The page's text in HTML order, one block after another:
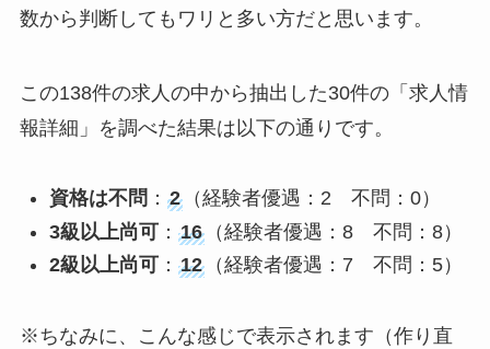
数から判断してもワリと多い方だと思います。
この138件の求人の中から抽出した30件の「求人情
報詳細」を調べた結果は以下の通りです。
資格は不問 ： 2（経験者優遇：2 不問：0）
3級以上尚可： 16（経験者優遇：8 不問：8）
2級以上尚可： 12（経験者優遇：7 不問：5）
※ちなみに、こんな感じで表示されます（作り直